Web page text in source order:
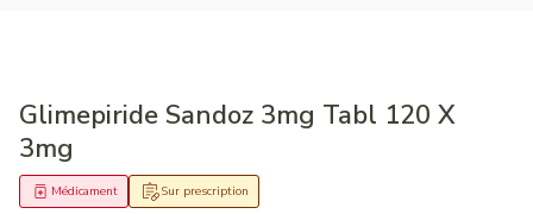
Glimepiride Sandoz 3mg Tabl 120 X
3mg
Sur prescription
Médicament